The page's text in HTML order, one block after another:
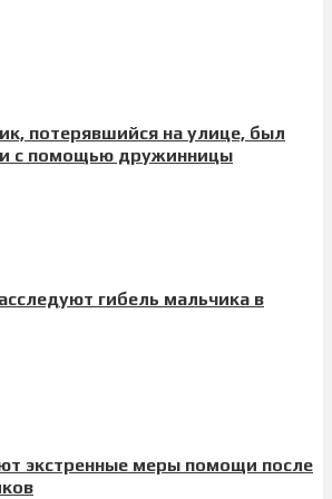
потерявшийся на улице, был
с помощью дружинницы
гибель мальчика в
экстренные меры помощи после